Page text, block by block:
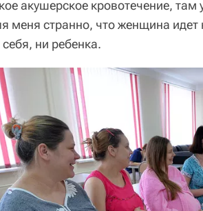
акушерское кровотечение,
меня странно, что женщина идет
себя, ни ребенка.